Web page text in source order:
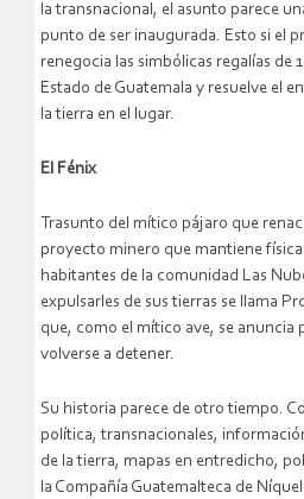
la transnacional, el asunto parece
punto de ser inaugurada. Esto si el
renegocia las simbólicas regalías de
Estado de Guatemala y resuelve el
la tierra en el lugar.
El Fénix
Trasunto del mítico pájaro que
proyecto minero que mantiene
habitantes de la comunidad Las
expulsarles de sus tierras se llama
que, como el mítico ave, se anuncia
volverse a detener.
Su historia parece de otro tiempo.
política, transnacionales,
de la tierra, mapas en entredicho,
la Compañía Guatemalteca de